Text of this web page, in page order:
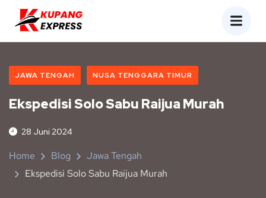
JAWA TENGAH NUSA TENGGARA TIMUR
Ekspedisi Solo Sabu Raijua Murah
28 Juni 2024
Home Blog
Jawa Tengah
Ekspedisi Solo Sabu Raijua Murah